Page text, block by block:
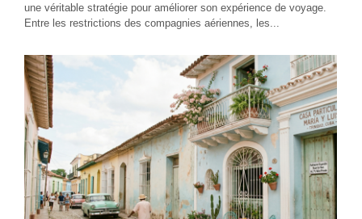
une véritable stratégie pour améliorer son expérience de voyage.
Entre les restrictions des compagnies aériennes, les...